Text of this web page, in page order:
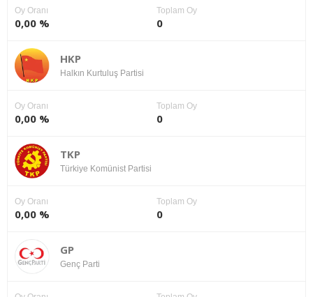
Oy Oranı
0,00 %
Toplam Oy
0
HKP
Halkın Kurtuluş Partisi
Oy Oranı
0,00 %
Toplam Oy
0
TKP
Türkiye Komünist Partisi
Oy Oranı
0,00 %
Toplam Oy
0
GP
Genç Parti